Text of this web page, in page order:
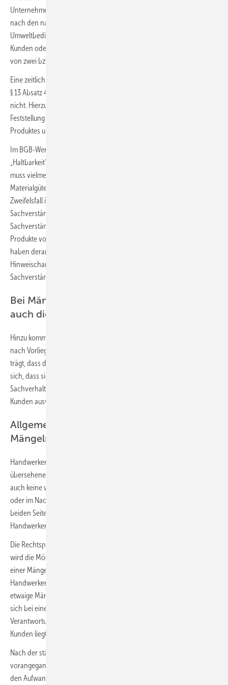
Unternehmers gegeben ist. Diese Abnutzungserscheinungen können
nach den nachfolgenden Kriterien bei besonderen
Umweltbedingungen oder falscher Bedienung der Anlage durch den
Kunden oder durch sonstige Eingriffe Dritter auch schon vor Ablauf
von zwei bzw. fünf Jahren auftreten.
Eine zeitlich starre Grenze – wie beispielsweise von zwei Jahren nach
§ 13 Absatz 4 Ziffer 2 VOB/B 2016 – besteht hierfür im BGB jedoch
nicht. Hierzu ist vielmehr nach den folgenden Kriterien immer eine
Feststellung im Einzelfall zur „natürlichen Lebensdauer“ eines
Produktes unter einer technischen Einzelfallbewertung erforderlich.
Im BGB-Werk und Bauvertrag existieren keine konkreten Zeiträume zur
„Haltbarkeit“ bestimmter Produkte oder Verschleißteile. Das Produkt
muss vielmehr die „natürliche“ Lebensdauer erreichen, die je nach
Materialgüte und -art sehr unterschiedlich ausfallen kann. Im
Zweifelsfall ist auch hier­über erneut durch ein technisches
Sachverständigengutachten zu entscheiden, das ggf. durch
Sachverständigenwissen mit Erfahrungswerten über bestimmte SHK-
Produkte vorweggenommen werden kann. Rechtliche Relevanz
haben derartige Erfahrungswerte aber nicht, allenfalls
Hinweischarakter über den Ausgang eines konkreten
Sachverständigengutachtens.
Bei Mängeln mit Verschleißteilen hilft oft
auch die Beweislast
Hinzu kommt, dass der Kunde, wenn einMangel auftritt, grundsätzlich
nach Vorliegen einer Abnahme die Darlegungs- und Beweislast dafür
trägt, dass der Mangel bereits bei Abnahme vorlag. Hieraus ergibt
sich, dass sich nicht weitergehend aufklärbare
Sachverhaltszusammenhänge bei Mängelursachen zulasten des
Kunden auswirken.
Allgemeiner Kostenvorbehalt bei
Mängelrügen immer ratsam
Handwerker machen sich bei Erhalt einer Mängelrüge – neben der oft
übersehenen Frage einer bereits eingetretenen Verjährung – leider
auch keine weitergehenden Gedanken darüber, dass schon bei Erhalt
oder im Nachgang zu einer Mängelrüge weitere Kostenpositionen auf
beiden Seiten entstehen können und daher eine Absicherung des
Handwerkers bereits „in den ersten Minuten“ erforderlich ist.
Die Rechtsprechung hat hier einschlägig geurteilt: Dem Handwerker
wird die Möglichkeit eingeräumt, den Kunden allgemein bei Erhalt
einer Mängelrüge auf den Umstand hinzuweisen, dass der
Handwerker die Kosten für die Bearbeitung der Mängelrüge oder eine
etwaige Mängelbeseitigung gerade dann nicht zu tragen hat, wenn
sich bei einem Ortstermin beim Kunden herausstellen sollte, dass die
Verantwortung und Verursachung des gerügten Mangels allein beim
Kunden liegt.
Nach der ständigen Rechtsprechung muss bei einem derartigen
vorangegangenen Kostenvorbehalt der Kunde bereits die Anfahrt und
den Aufwand der Mängelsuche vor Ort beim Kunden mit den